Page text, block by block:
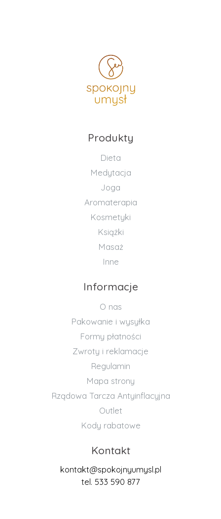
Produkty
Dieta
Medytacja
Joga
Aromaterapia
Kosmetyki
Książki
Masaż
Inne
Informacje
O nas
Pakowanie i wysyłka
Formy płatności
Zwroty i reklamacje
Regulamin
Mapa strony
Rządowa Tarcza Antyinflacyjna
Outlet
Kody rabatowe
Kontakt
kontakt@spokojnyumysl.pl
tel. 533 590 877